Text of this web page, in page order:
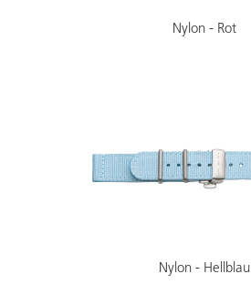
Nylon - Rot
Nylon - Hellblau